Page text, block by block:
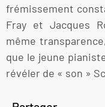
frémissement
Fray et Jacques
même
que le jeune
révéler de « son »